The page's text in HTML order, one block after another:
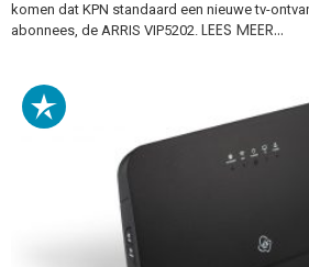
komen dat KPN standaard een nieuwe tv-
abonnees, de ARRIS VIP5202. LEES MEER…